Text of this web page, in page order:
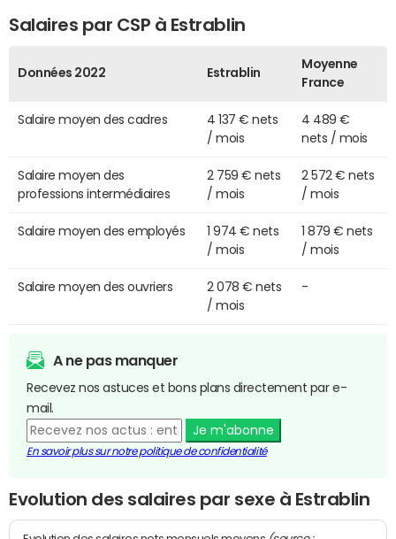
Salaires par CSP à Estrablin
Données 2022 Estrablin
Moyenne
France
Salaire moyen des cadres
4 137 € nets
/ mois
4 489 €
nets / mois
Salaire moyen des
professions intermédiaires
2 759 € nets
/ mois
2 572 € nets
/ mois
Salaire moyen des employés
1 974 € nets
/ mois
1 879 € nets
/ mois
Salaire moyen des ouvriers
2 078 € nets
/ mois
-
A ne pas manquer
Recevez nos astuces et bons plans directement par e-
mail.
Je m'abonne
En savoir plus sur notre politique de confidentialité
Evolution des salaires par sexe à Estrablin